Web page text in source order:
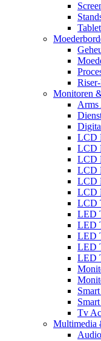
Monitoren
Arms
LCD
LCD
LCD
LCD
LCD
LCD
LCD
LED
LED
LED
LED
LED
Tv
Multimedia